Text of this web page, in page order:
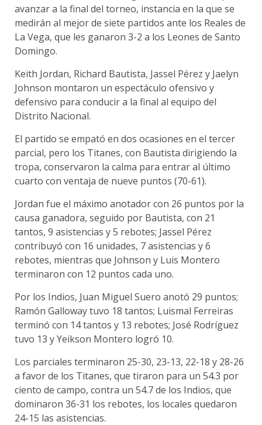
avanzar a la final del torneo, instancia en la que se
medirán al mejor de siete partidos ante los Reales de
La Vega, que les ganaron 3-2 a los Leones de Santo
Domingo.
Keith Jordan, Richard Bautista, Jassel Pérez y Jaelyn
Johnson montaron un espectáculo ofensivo y
defensivo para conducir a la final al equipo del
Distrito Nacional.
El partido se empató en dos ocasiones en el tercer
parcial, pero los Titanes, con Bautista dirigiendo la
tropa, conservaron la calma para entrar al último
cuarto con ventaja de nueve puntos (70-61).
Jordan fue el máximo anotador con 26 puntos por la
causa ganadora, seguido por Bautista, con 21
tantos, 9 asistencias y 5 rebotes; Jassel Pérez
contribuyó con 16 unidades, 7 asistencias y 6
rebotes, mientras que Johnson y Luis Montero
terminaron con 12 puntos cada uno.
Por los Indios, Juan Miguel Suero anotó 29 puntos;
Ramón Galloway tuvo 18 tantos; Luismal Ferreiras
terminó con 14 tantos y 13 rebotes; José Rodríguez
tuvo 13 y Yeikson Montero logró 10.
Los parciales terminaron 25-30, 23-13, 22-18 y 28-26
a favor de los Titanes, que tiraron para un 54.3 por
ciento de campo, contra un 54.7 de los Indios, que
dominaron 36-31 los rebotes, los locales quedaron
24-15 las asistencias.